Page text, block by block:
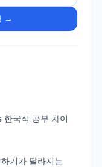
→
한국식 공부 차이
기가 달라지는